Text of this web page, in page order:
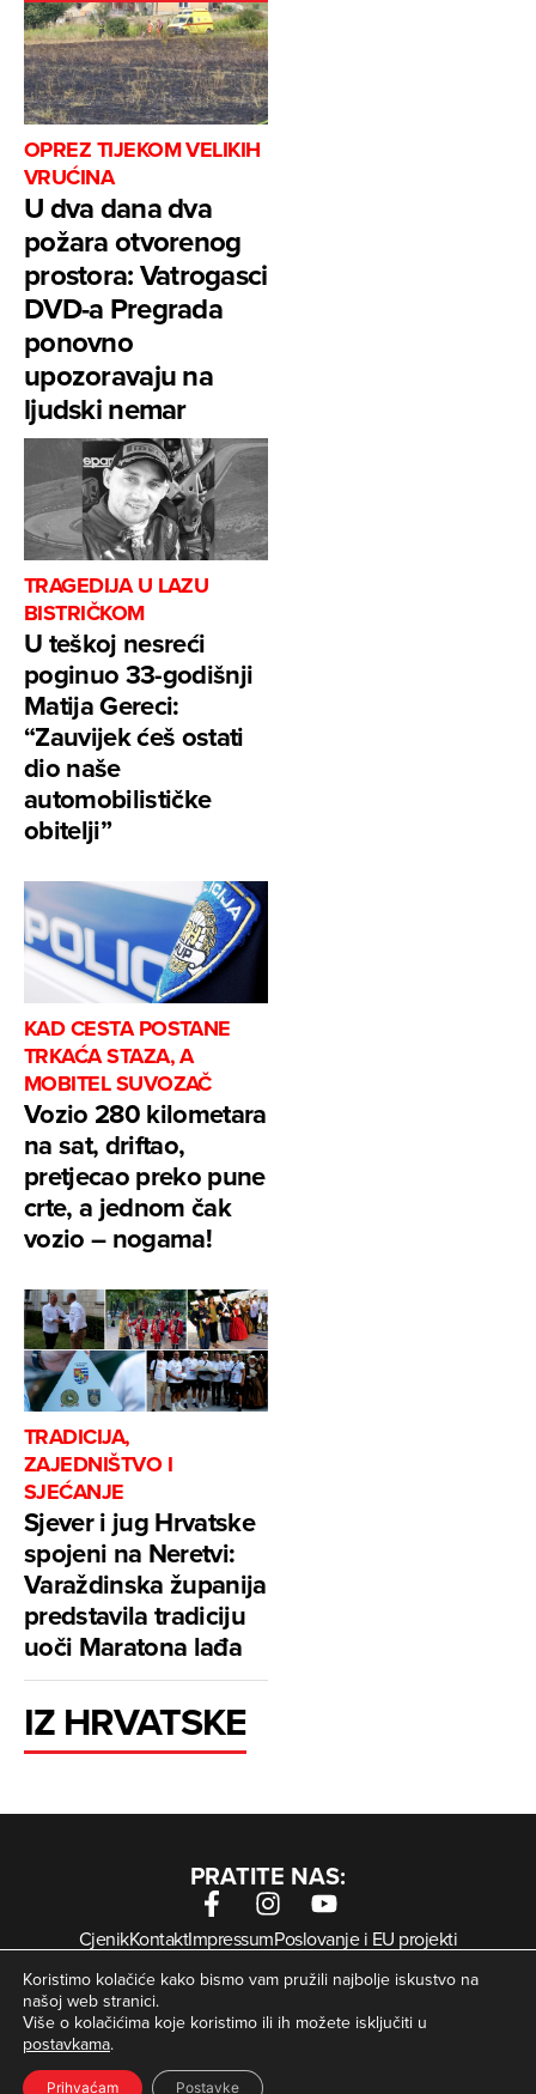
OPREZ TIJEKOM VELIKIH
VRUĆINA
U dva dana dva
požara otvorenog
prostora: Vatrogasci
DVD-a Pregrada
ponovno
upozoravaju na
ljudski nemar
TRAGEDIJA U LAZU
BISTRIČKOM
U teškoj nesreći
poginuo 33-godišnji
Matija Gereci:
“Zauvijek ćeš ostati
dio naše
automobilističke
obitelji”
KAD CESTA POSTANE
TRKAĆA STAZA, A
MOBITEL SUVOZAČ
Vozio 280 kilometara
na sat, driftao,
pretjecao preko pune
crte, a jednom čak
vozio – nogama!
TRADICIJA,
ZAJEDNIŠTVO I
SJEĆANJE
Sjever i jug Hrvatske
spojeni na Neretvi:
Varaždinska županija
predstavila tradiciju
uoči Maratona lađa
IZ HRVATSKE
PRATITE NAS:
CjenikKontaktImpressumPoslovanje i EU projekti
Arhiva digitalnih novina
Uvjeti korištenjaZaštita privatnosti
Kolačići
© Zagorje International – Sva prava pridržana | Developed
bykrMedia
Koristimo kolačiće kako bismo vam pružili najbolje iskustvo na
našoj web stranici.
Više o kolačićima koje koristimo ili ih možete isključiti u
postavkama.
Prihvaćam Postavke